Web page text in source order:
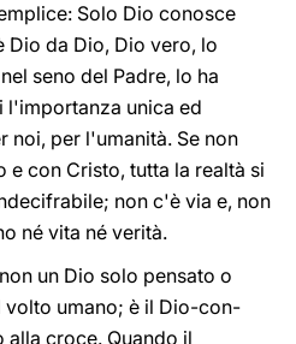
Solo Dio conosce
Dio da Dio, Dio vero, lo
seno del Padre, lo ha
l'importanza unica ed
noi, per l'umanità. Se non
con Cristo, tutta la realtà si
non c'è via e, non
né vita né verità.
un Dio solo pensato o
umano; è il Dio-con-
croce. Quando il